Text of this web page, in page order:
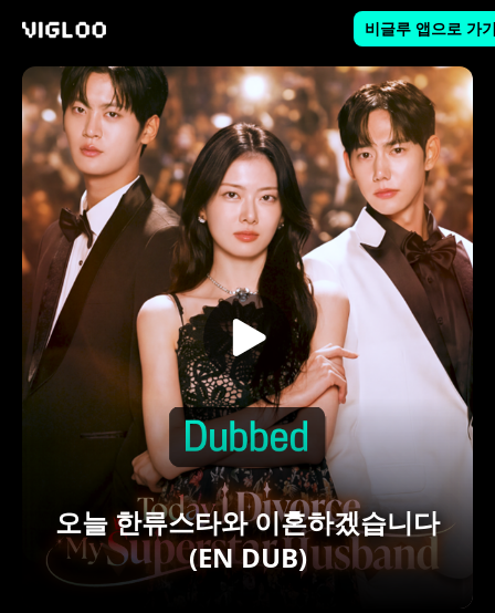
비글루 앱으로 가
오늘 한류스타와 이혼하겠습니다
(EN DUB)